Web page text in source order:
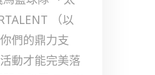
（以
們的鼎力支
動才能完美落